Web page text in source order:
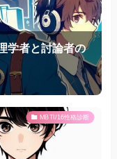
学者と討論者の
MBTI/16性格診断